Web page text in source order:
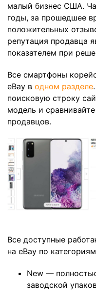
малый бизнес США.
годы, за прошедшее
положительных
репутация продавца
показателем при
Все смартфоны
eBay в одном разделе
поисковую строку
модель и
продавцов.
Все доступные
на eBay по
New —
заводской